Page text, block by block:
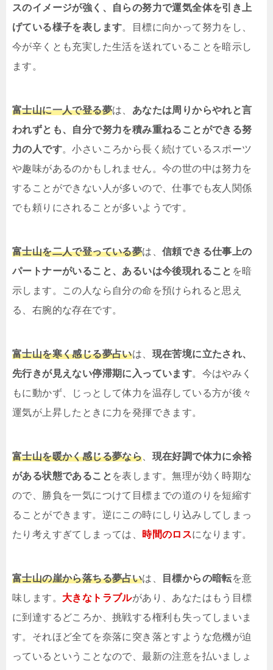
スのイメージが強く、自らの努力で運気全体を引き上
げている様子を表します。目標に向かって努力をし、
今が辛くとも充実した生活を送れていることを暗示し
ます。
富士山に一人で登る夢は、 あなたは周りからやれと言
われずとも、自分で努力を積み重ねることができる努
力の人です。小さいころから長く続けているスポーツ
や趣味があるのかもしれません。今の世の中は努力を
することができない人が多いので、仕事でも友人関係
でも頼りにされることが多いようです。
富士山を二人で登っている夢は、信頼できる仕事上の
パートナーがいること、あるいは今後現れること を暗
示します。この人なら自分の命を預けられると思え
る、右腕的な存在です。
富士山を寒く感じる夢占いは、 現在苦境に立たされ、
先行きが見えない停滞期に入っています。今はやみく
もに動かず、じっとして体力を温存している方が後々
運気が上昇したときに力を発揮できます。
富士山を暖かく感じる夢なら
現在好調で体力に余裕
がある状態であること を表します。無理が効く時期な
ので、勝負を一気につけて目標までの道のりを短縮す
ることができます。逆にこの時にしり込みしてしまっ
たり考えすぎてしまっては、
時間のロスになります。
富士山の崖から落ちる夢占いは、 目標からの暗転を意
味します。 大きなトラブルがあり、あなたはもう目標
に到達するどころか、挑戦する権利も失ってしまいま
す。それほど全てを奈落に突き落とすような危機が迫
っているということなので、最新の注意を払いましょ